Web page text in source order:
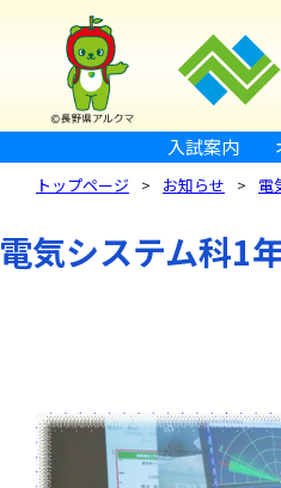
入試案内
トップページ お知らせ 電
電気システム科1